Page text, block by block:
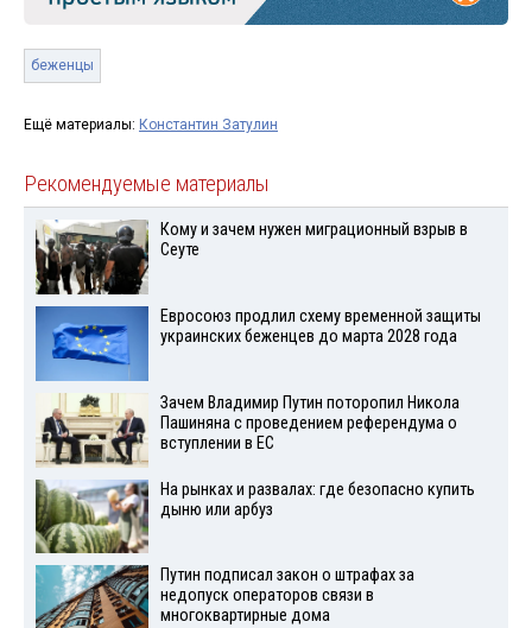
беженцы
Ещё материалы: Константин Затулин
Рекомендуемые материалы
Кому и зачем нужен миграционный взрыв в
Сеуте
Евросоюз продлил схему временной защиты
украинских беженцев до марта 2028 года
Зачем Владимир Путин поторопил Никола
Пашиняна с проведением референдума о
вступлении в ЕС
На рынках и развалах: где безопасно купить
дыню или арбуз
Путин подписал закон о штрафах за
недопуск операторов связи в
многоквартирные дома